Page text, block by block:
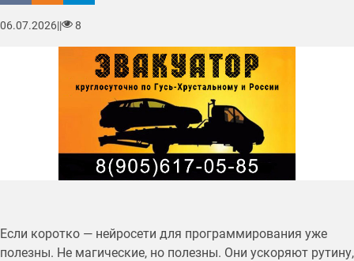
Если коротко — нейросети для программирования уже
полезны. Не магические, но полезны. Они ускоряют рутину,
06.07.2026|| 8